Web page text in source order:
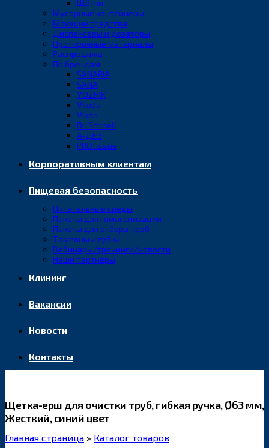
Щётки
Мусорные контейнеры
Моющие средства
Диспенсеры и дозаторы
Протирочные материалы
Распродажа
По брендам
SANARIA
SANA
YOZHIK
Vileda
Vikan
Dr. Schnell
А-ДЕЗ
PROtissue
Корпоративным клиентам
Пищевая безопасность
Питательные среды
Пакеты для гомогенизации
Пакеты для отбора проб
Тампоны и губки
Вебинары/тренинги/новости
Наши партнеры
Клининг
Вакансии
Новости
Контакты
Щетка-ерш для очистки труб, гибкая ручка, Ø63 мм,
Жесткий, синий цвет
Главная страница » Каталог товаров